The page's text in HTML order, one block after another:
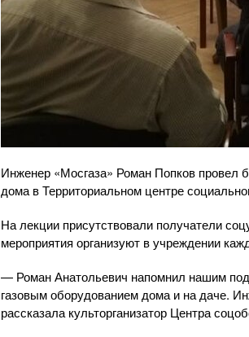
Инженер «Мосгаза» Роман Попков провел
дома в Территориальном центре
На лекции присутствовали получатели
мероприятия организуют в учреждении
— Роман Анатольевич напомнил нашим
газовым оборудованием дома и на даче.
рассказала культорганизатор Центра